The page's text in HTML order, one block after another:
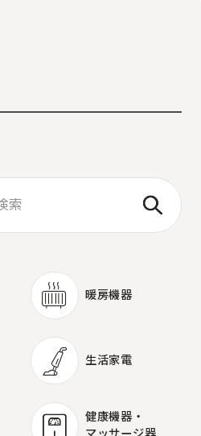
暖房機器
生活家電
健康機器・